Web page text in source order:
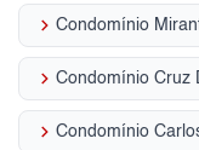
keyboard_arrow_right Condomínio
keyboard_arrow_right Condomínio Cruz
keyboard_arrow_right Condomínio